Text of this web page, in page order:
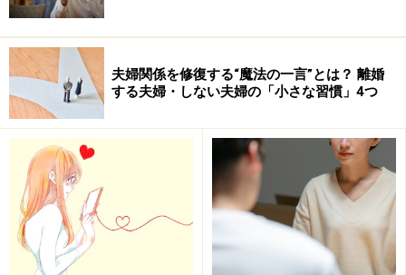
夫婦関係を修復する“魔法の一言”とは？ 離婚
する夫婦・しない夫婦の「小さな習慣」4つ